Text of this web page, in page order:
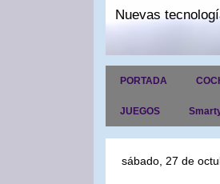
Nuevas
PORTADA
JUEGOS
sábado, 27 de